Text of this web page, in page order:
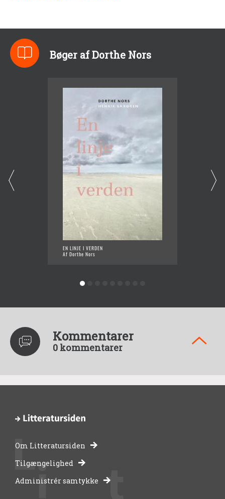
Bøger af Dorthe Nors
EN LINJE I VERDEN
Af Dorthe Nors
Kommentarer
0 kommentarer
-
bibliotekernes
Om Litteratursiden
Tilgængelighed
Administrér samtykke